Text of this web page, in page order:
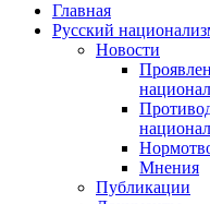
Главная
Русский
Новости
Мнения
Публикации